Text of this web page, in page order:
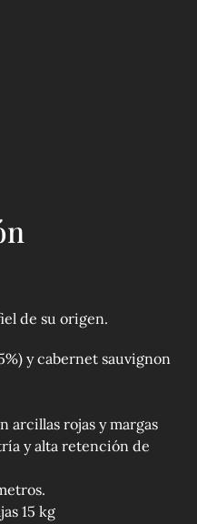
de su origen.
y cabernet sauvignon
arcillas rojas y margas
y alta retención de
15 kg